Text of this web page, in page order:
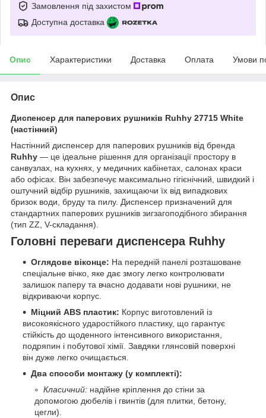
Замовлення під захистом
Доступна доставка
Опис Характеристики Доставка Оплата Умови
Опис
Диспенсер для паперових рушників Ruhhy 27715 White
(настінний)
Настінний диспенсер для паперових рушників від бренда
Ruhhy — це ідеальне рішення для організації простору в
санвузлах, на кухнях, у медичних кабінетах, салонах краси
або офісах. Він забезпечує максимально гігієнічний, швидкий і
оштучний відбір рушників, захищаючи їх від випадкових
бризок води, бруду та пилу. Диспенсер призначений для
стандартних паперових рушників зигзагоподібного збирання
(тип ZZ, V-складання).
Головні переваги диспенсера Ruhhy
Оглядове віконце: На передній панелі розташоване
спеціальне вічко, яке дає змогу легко контролювати
залишок паперу та вчасно додавати нові рушники, не
відкриваючи корпус.
Міцний ABS пластик: Корпус виготовлений із
високоякісного ударостійкого пластику, що гарантує
стійкість до щоденного інтенсивного використання,
подряпин і побутової хімії. Завдяки глянсовій поверхні
він дуже легко очищається.
Два способи монтажу (у комплекті):
Класичний: надійне кріплення до стіни за
допомогою дюбелів і гвинтів (для плитки, бетону,
цегли).